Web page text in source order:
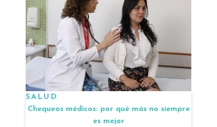
SALUD
Chequeos médicos: por qué más no siempre
es mejor